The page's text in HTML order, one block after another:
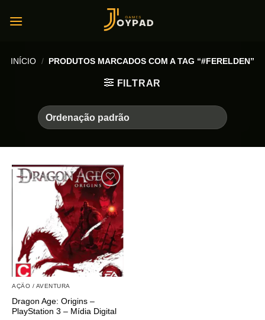
INÍCIO / PRODUTOS MARCADOS COM A TAG “#FERELDEN”
FILTRAR
AÇÃO / AVENTURA
Dragon Age: Origins –
PlayStation 3 – Mídia Digital